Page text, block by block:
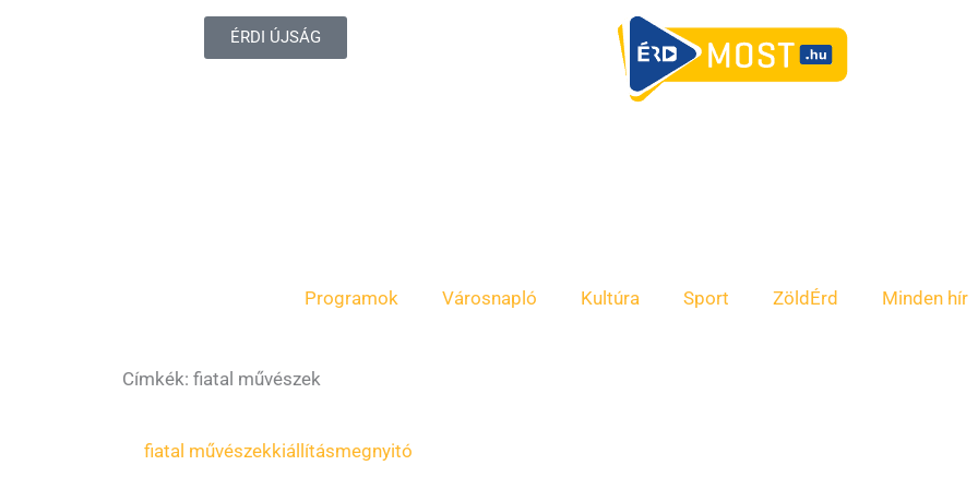
ÉRDI ÚJSÁG
Programok Városnapló Kultúra Sport ZöldÉrd Minden hír
Címkék: fiatal művészek
fiatal művészekkiállításmegnyitó